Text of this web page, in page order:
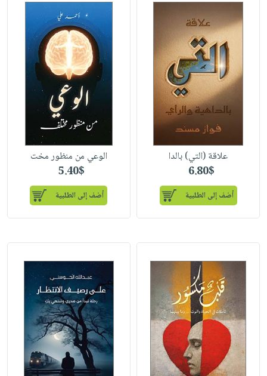
علاقة (التي) بالدا
6.80$
أضف إلى الطلبية
الوعي من منظور مخت
5.40$
أضف إلى الطلبية